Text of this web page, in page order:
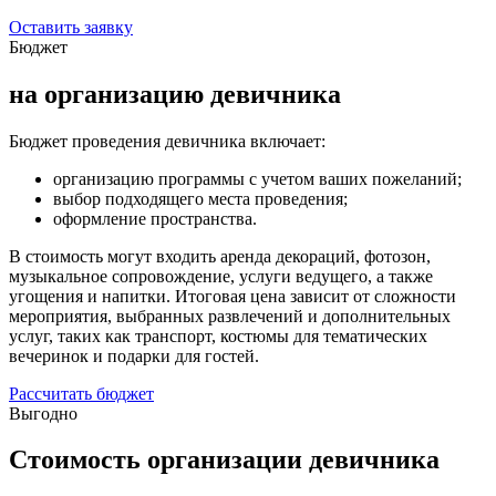
Оставить заявку
Бюджет
на организацию девичника
Бюджет проведения девичника включает:
организацию программы с учетом ваших пожеланий;
выбор подходящего места проведения;
оформление пространства.
В стоимость могут входить аренда декораций, фотозон,
музыкальное сопровождение, услуги ведущего, а также
угощения и напитки. Итоговая цена зависит от сложности
мероприятия, выбранных развлечений и дополнительных
услуг, таких как транспорт, костюмы для тематических
вечеринок и подарки для гостей.
Рассчитать бюджет
Выгодно
Стоимость организации девичника